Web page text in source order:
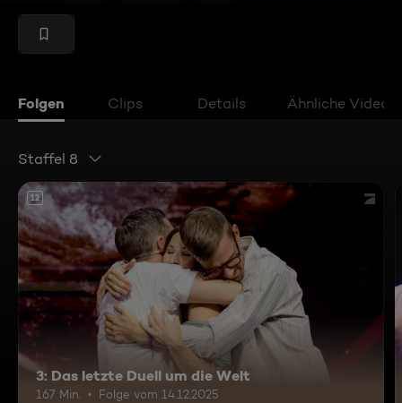
Folgen Clips Details Ähnliche Videos
Staffel 8
12
3: Das letzte Duell um die Welt
167 Min. Folge vom 14.12.2025